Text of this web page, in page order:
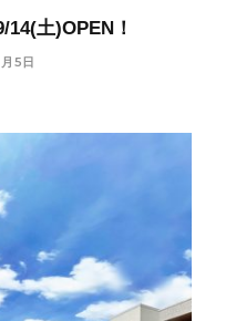
土)OPEN！
5日